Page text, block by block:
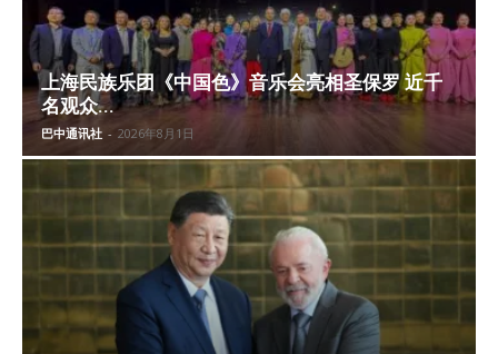
上海民族乐团《中国色》音乐会亮相圣保罗 近千
名观众...
巴中通讯社 - 2026年8月1日